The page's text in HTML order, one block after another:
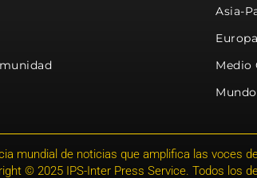
Asia-
Europa
Medio
Mundo
mundial de noticias que amplifica las voces
© 2025 IPS-Inter Press Service. Todos los